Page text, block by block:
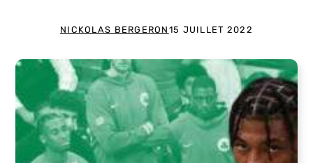
NICKOLAS BERGERON 15 JUILLET 2022